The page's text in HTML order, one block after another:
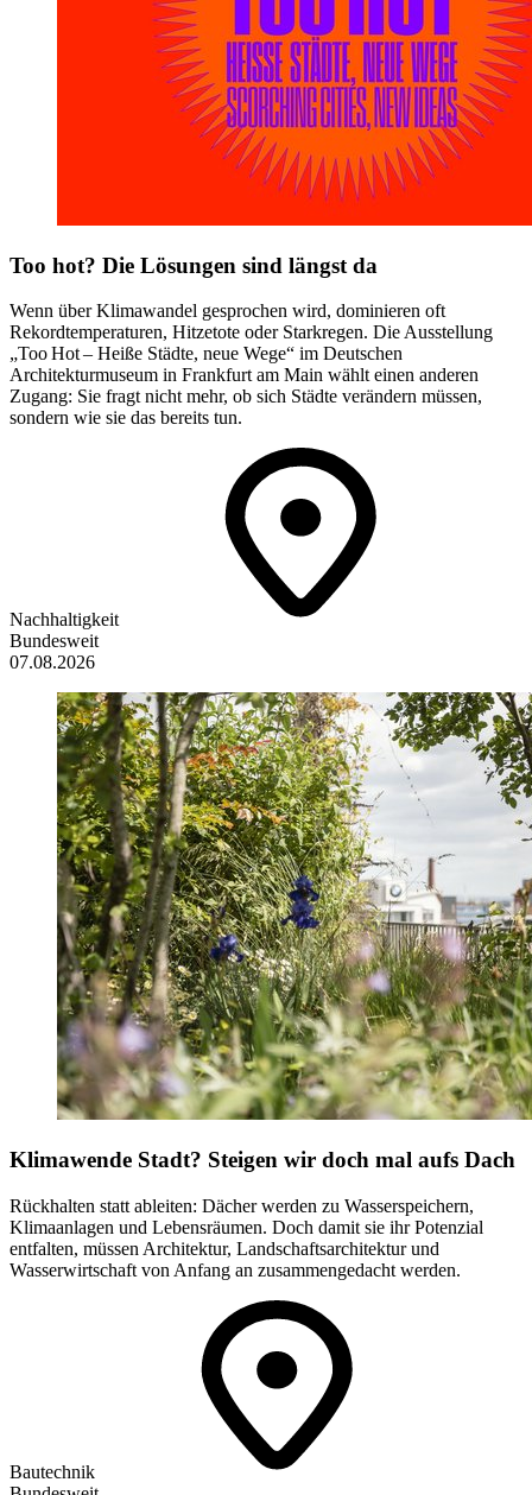
Too hot? Die Lösungen sind längst da
Wenn über Klimawandel gesprochen wird, dominieren oft
Rekordtemperaturen, Hitzetote oder Starkregen. Die Ausstellung
„Too Hot – Heiße Städte, neue Wege“ im Deutschen
Architekturmuseum in Frankfurt am Main wählt einen anderen
Zugang: Sie fragt nicht mehr, ob sich Städte verändern müssen,
sondern wie sie das bereits tun.
Nachhaltigkeit
Bundesweit
07.08.2026
Klimawende Stadt? Steigen wir doch mal aufs Dach
Rückhalten statt ableiten: Dächer werden zu Wasserspeichern,
Klimaanlagen und Lebensräumen. Doch damit sie ihr Potenzial
entfalten, müssen Architektur, Landschaftsarchitektur und
Wasserwirtschaft von Anfang an zusammengedacht werden.
Bautechnik